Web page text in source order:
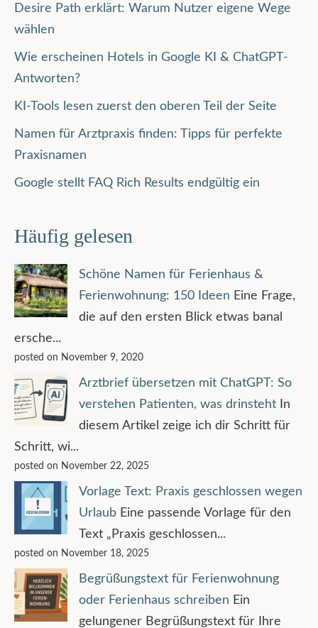
Desire Path erklärt: Warum Nutzer eigene Wege
wählen
Wie erscheinen Hotels in Google KI & ChatGPT-
Antworten?
KI-Tools lesen zuerst den oberen Teil der Seite
Namen für Arztpraxis finden: Tipps für perfekte
Praxisnamen
Google stellt FAQ Rich Results endgültig ein
Häufig gelesen
Schöne Namen für Ferienhaus &
Ferienwohnung: 150 Ideen Eine Frage,
die auf den ersten Blick etwas banal
ersche...
posted on November 9, 2020
Arztbrief übersetzen mit ChatGPT: So
verstehen Patienten, was drinsteht
In
diesem Artikel zeige ich dir Schritt für
Schritt, wi...
posted on November 22, 2025
Vorlage Text: Praxis geschlossen wegen
Urlaub Eine passende Vorlage für den
Text „Praxis geschlossen...
posted on November 18, 2025
Begrüßungstext für Ferienwohnung
oder Ferienhaus schreiben Ein
gelungener Begrüßungstext für Ihre